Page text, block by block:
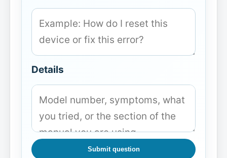
Details
Submit question